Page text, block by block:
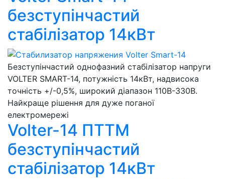
безступінчастий
стабілізатор 14кВт
Безступінчастий однофазний стабілізатор напруги
VOLTER SMART-14, потужність 14кВт, надвисока
точність +/-0,5%, широкий діапазон 110В-330В.
Найкраще рішення для дуже поганої
електромережі
Volter-14 ПТТМ
безступінчастий
стабілізатор 14кВт